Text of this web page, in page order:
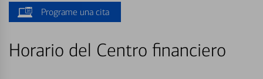
Programe una cita
Horario del Centro financiero